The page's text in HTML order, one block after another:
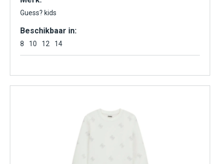
Guess? kids
Beschikbaar in:
8 10 12 14